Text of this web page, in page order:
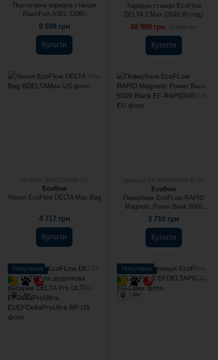
Портативна зарядна станція
FlashFish A301 320Вт
292Вт·год 80000мА·год
8 599 грн
Купити
Зарядна станція EcoFlow
DELTA 2 Max (2048 Вт·год)
68 999 грн
Купити
Ecoflow
Чохол EcoFlow DELTA Max Bag
4 717 грн
Купити
Ecoflow
Повербанк EcoFLow RAPID
Magnetic Power Bank 5000
Black
3 710 грн
Купити
Популярне Популярне